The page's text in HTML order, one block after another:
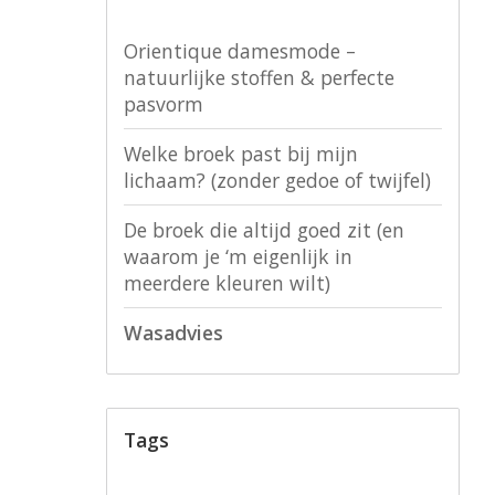
Orientique damesmode –
natuurlijke stoffen & perfecte
pasvorm
Welke broek past bij mijn
lichaam? (zonder gedoe of twijfel)
De broek die altijd goed zit (en
waarom je ‘m eigenlijk in
meerdere kleuren wilt)
Wasadvies
Tags